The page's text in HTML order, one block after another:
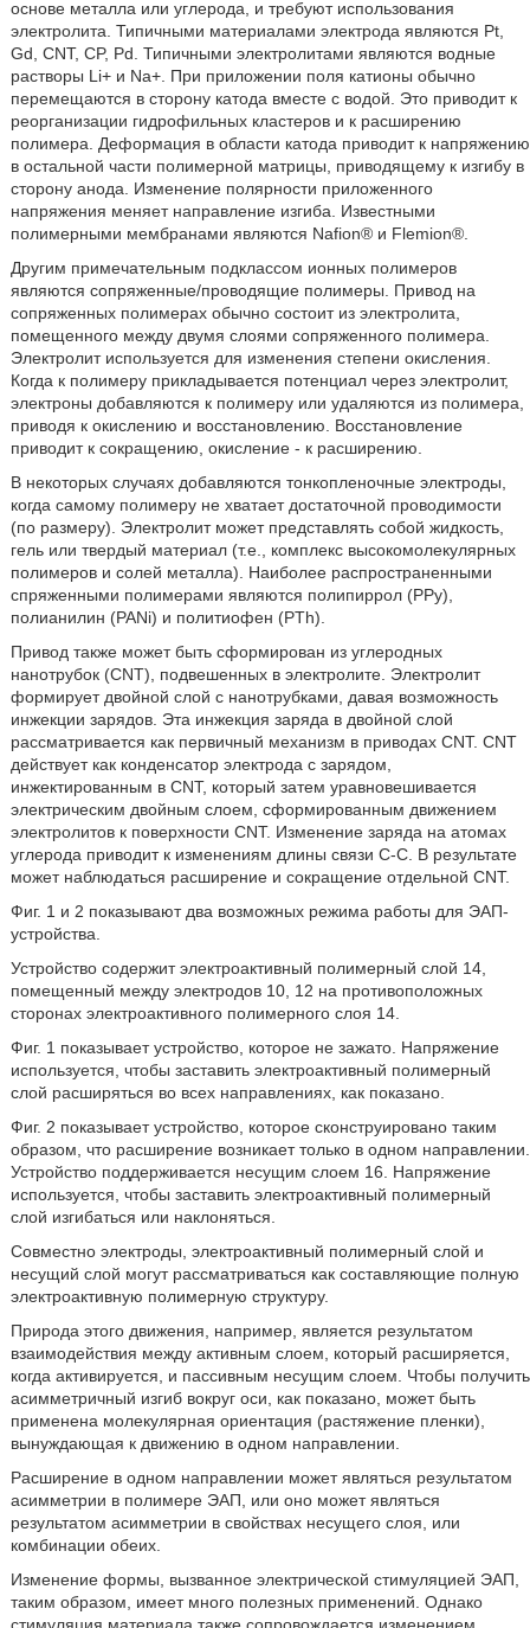
основе металла или углерода, и требуют использования
электролита. Типичными материалами электрода являются Pt,
Gd, CNT, CP, Pd. Типичными электролитами являются водные
растворы Li+ и Na+. При приложении поля катионы обычно
перемещаются в сторону катода вместе с водой. Это приводит к
реорганизации гидрофильных кластеров и к расширению
полимера. Деформация в области катода приводит к напряжению
в остальной части полимерной матрицы, приводящему к изгибу в
сторону анода. Изменение полярности приложенного
напряжения меняет направление изгиба. Известными
полимерными мембранами являются Nafion® и Flemion®.
Другим примечательным подклассом ионных полимеров
являются сопряженные/проводящие полимеры. Привод на
сопряженных полимерах обычно состоит из электролита,
помещенного между двумя слоями сопряженного полимера.
Электролит используется для изменения степени окисления.
Когда к полимеру прикладывается потенциал через электролит,
электроны добавляются к полимеру или удаляются из полимера,
приводя к окислению и восстановлению. Восстановление
приводит к сокращению, окисление - к расширению.
В некоторых случаях добавляются тонкопленочные электроды,
когда самому полимеру не хватает достаточной проводимости
(по размеру). Электролит может представлять собой жидкость,
гель или твердый материал (т.е., комплекс высокомолекулярных
полимеров и солей металла). Наиболее распространенными
спряженными полимерами являются полипиррол (PPy),
полианилин (PANi) и политиофен (PTh).
Привод также может быть сформирован из углеродных
нанотрубок (CNT), подвешенных в электролите. Электролит
формирует двойной слой с нанотрубками, давая возможность
инжекции зарядов. Эта инжекция заряда в двойной слой
рассматривается как первичный механизм в приводах CNT. CNT
действует как конденсатор электрода с зарядом,
инжектированным в CNT, который затем уравновешивается
электрическим двойным слоем, сформированным движением
электролитов к поверхности CNT. Изменение заряда на атомах
углерода приводит к изменениям длины связи С-С. В результате
может наблюдаться расширение и сокращение отдельной CNT.
Фиг. 1 и 2 показывают два возможных режима работы для ЭАП-
устройства.
Устройство содержит электроактивный полимерный слой 14,
помещенный между электродов 10, 12 на противоположных
сторонах электроактивного полимерного слоя 14.
Фиг. 1 показывает устройство, которое не зажато. Напряжение
используется, чтобы заставить электроактивный полимерный
слой расширяться во всех направлениях, как показано.
Фиг. 2 показывает устройство, которое сконструировано таким
образом, что расширение возникает только в одном направлении.
Устройство поддерживается несущим слоем 16. Напряжение
используется, чтобы заставить электроактивный полимерный
слой изгибаться или наклоняться.
Совместно электроды, электроактивный полимерный слой и
несущий слой могут рассматриваться как составляющие полную
электроактивную полимерную структуру.
Природа этого движения, например, является результатом
взаимодействия между активным слоем, который расширяется,
когда активируется, и пассивным несущим слоем. Чтобы получить
асимметричный изгиб вокруг оси, как показано, может быть
применена молекулярная ориентация (растяжение пленки),
вынуждающая к движению в одном направлении.
Расширение в одном направлении может являться результатом
асимметрии в полимере ЭАП, или оно может являться
результатом асимметрии в свойствах несущего слоя, или
комбинации обеих.
Изменение формы, вызванное электрической стимуляцией ЭАП,
таким образом, имеет много полезных применений. Однако